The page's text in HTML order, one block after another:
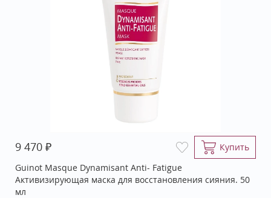
9 470 ₽
Купить
Guinot Masque Dynamisant Anti- Fatigue
Активизирующая маска для восстановления сияния. 50
мл